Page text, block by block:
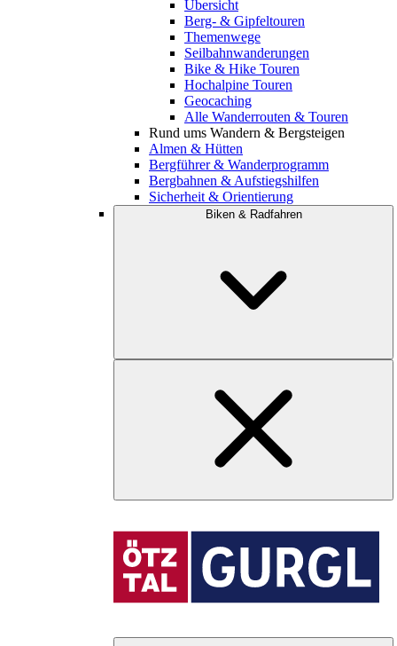
Übersicht
Berg- & Gipfeltouren
Themenwege
Seilbahnwanderungen
Bike & Hike Touren
Hochalpine Touren
Geocaching
Alle Wanderrouten & Touren
Rund ums Wandern & Bergsteigen
Almen & Hütten
Bergführer & Wanderprogramm
Bergbahnen & Aufstiegshilfen
Sicherheit & Orientierung
Biken & Radfahren